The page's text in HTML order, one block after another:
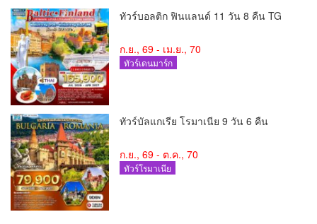
ทัวร์บอลติก ฟินแลนด์ 11 วัน 8 คืน TG
ก.ย., 69 - เม.ย., 70
ทัวร์เดนมาร์ก
ทัวร์บัลแกเรีย โรมาเนีย 9 วัน 6 คืน
ก.ย., 69 - ต.ค., 70
ทัวร์โรมาเนีย